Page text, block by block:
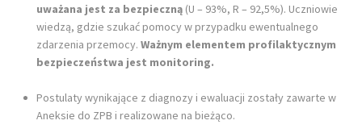
uważana jest za bezpieczną (U – 93%, R – 92,5%). Uczniowie
wiedzą, gdzie szukać pomocy w przypadku ewentualnego
zdarzenia przemocy. Ważnym elementem profilaktycznym
bezpieczeństwa jest monitoring.
Postulaty wynikające z diagnozy i ewaluacji zostały zawarte w
Aneksie do ZPB i realizowane na bieżąco.